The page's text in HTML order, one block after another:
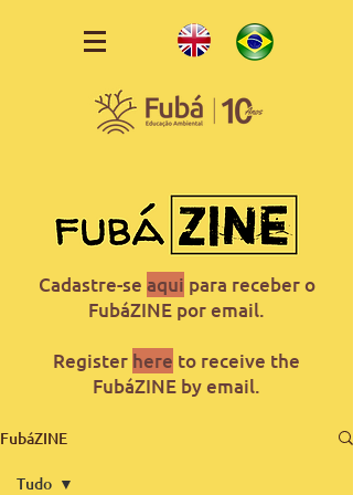
Cadastre-se aqui para receber o
FubáZINE por email.
Register here to receive the
FubáZINE by email.
FubáZINE
Tudo